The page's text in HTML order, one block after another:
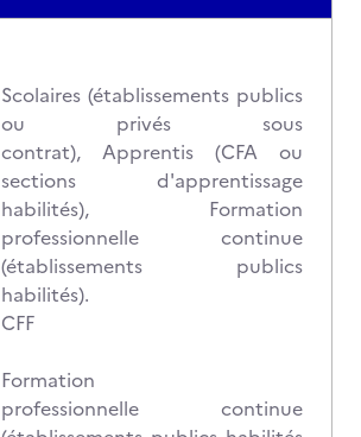
Scolaires (établissements publics
ou privés sous
contrat), Apprentis (CFA ou
sections d'apprentissage
habilités), Formation
professionnelle continue
(établissements publics
habilités).
CFF
Formation
professionnelle continue